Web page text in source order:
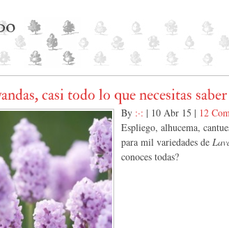
casi todo lo que necesitas saber
By :·: | 10 Abr 15 | 12
Espliego, alhucema,
para mil variedades de
conoces todas?